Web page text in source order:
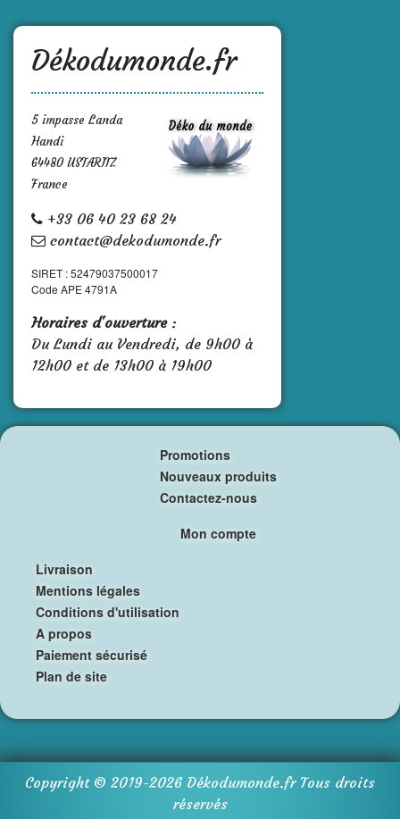
Dékodumonde.fr
5 impasse Landa
Handi
64480 USTARITZ
France
+33 06 40 23 68 24
contact@dekodumonde.fr
SIRET : 52479037500017
Code APE 4791A
Horaires d'ouverture:
Du Lundi au Vendredi, de 9h00 à
12h00 et de 13h00 à 19h00
Promotions
Nouveaux produits
Contactez-nous
Mon compte
Livraison
Mentions légales
Conditions d'utilisation
A propos
Paiement sécurisé
Plan de site
Copyright © 2019-2026 Dékodumonde.frTous droits
réservés